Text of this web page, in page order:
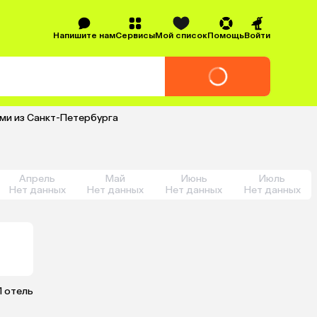
Напишите намСервисыМой списокПомощьВойти
из Санкт-Петербурга
Апрель
Нет данных
Май
Нет данных
Июнь
Нет данных
Июль
Нет данных
отель